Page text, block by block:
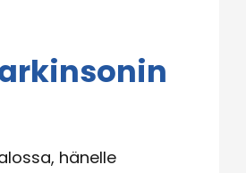
hänelle